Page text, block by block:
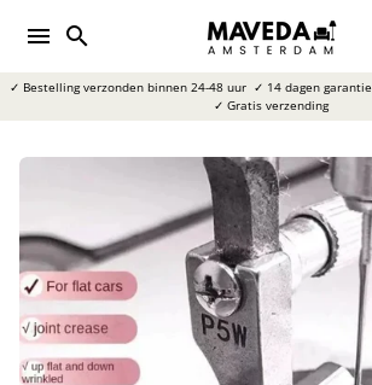
naar
de
content
menu search
✓ Bestelling verzonden binnen 24-48 uur ✓ 14 dagen garantie
✓ Gratis verzending